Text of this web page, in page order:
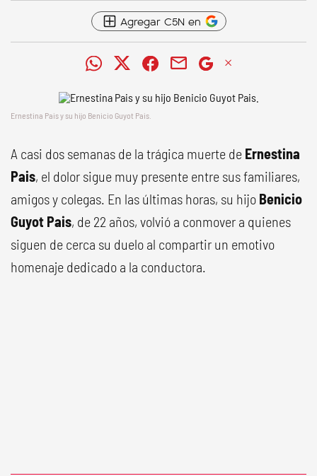
Agregar C5N en
Ernestina Pais y su hijo Benicio Guyot Pais.
A casi dos semanas de la trágica muerte de Ernestina
Pais, el dolor sigue muy presente entre sus familiares,
amigos y colegas. En las últimas horas, su hijo Benicio
Guyot Pais, de 22 años, volvió a conmover a quienes
siguen de cerca su duelo al compartir un emotivo
homenaje dedicado a la conductora.